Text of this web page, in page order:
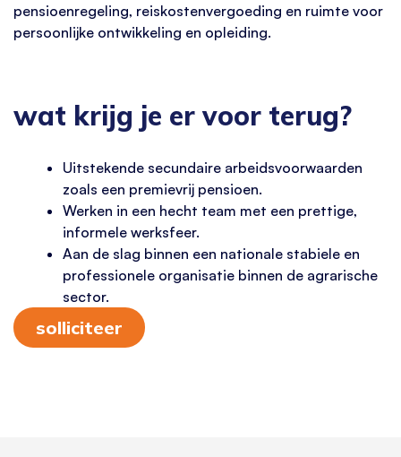
pensioenregeling, reiskostenvergoeding en ruimte voor
persoonlijke ontwikkeling en opleiding.
wat krijg je er voor terug?
Uitstekende secundaire arbeidsvoorwaarden
zoals een premievrij pensioen.
Werken in een hecht team met een prettige,
informele werksfeer.
Aan de slag binnen een nationale stabiele en
professionele organisatie binnen de agrarische
sector.
solliciteer